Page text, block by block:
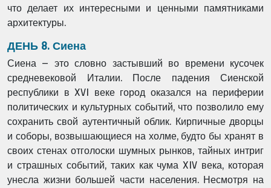
чтоделает их интересными и ценными памятниками
архитектуры.
ДЕНЬ 8. Сиена
Сиена – это словно застывший во времени кусочек
средневековой Италии. После падения Сиенской
республики в XVI веке город оказался на периферии
политических и культурных событий, что позволило ему
сохранить свой аутентичный облик. Кирпичные дворцы
и соборы, возвышающиеся на холме, будто бы хранят в
своих стенах отголоски шумных рынков, тайных интриг
и страшных событий, таких как чума XIV века, которая
унесла жизни большей части населения. Несмотря на